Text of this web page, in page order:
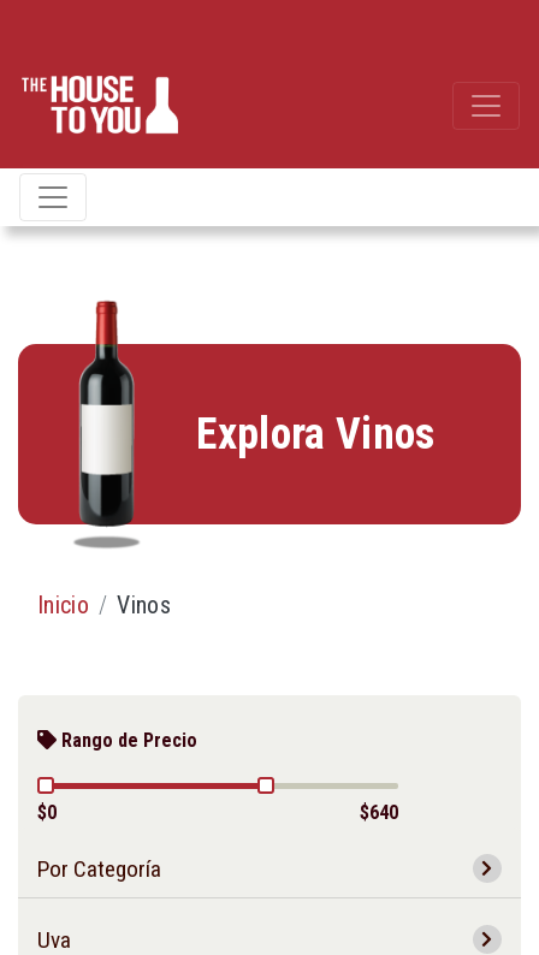
Explora Vinos
Inicio Vinos
Rango de Precio
$0 $640
Por Categoría
Uva